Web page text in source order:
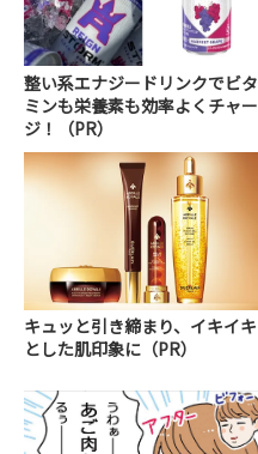
整い系エナジードリンクでビタ
ミンも栄養素も効率よくチャー
ジ！（PR）
キュッと引き締まり、イキイキ
とした肌印象に（PR）